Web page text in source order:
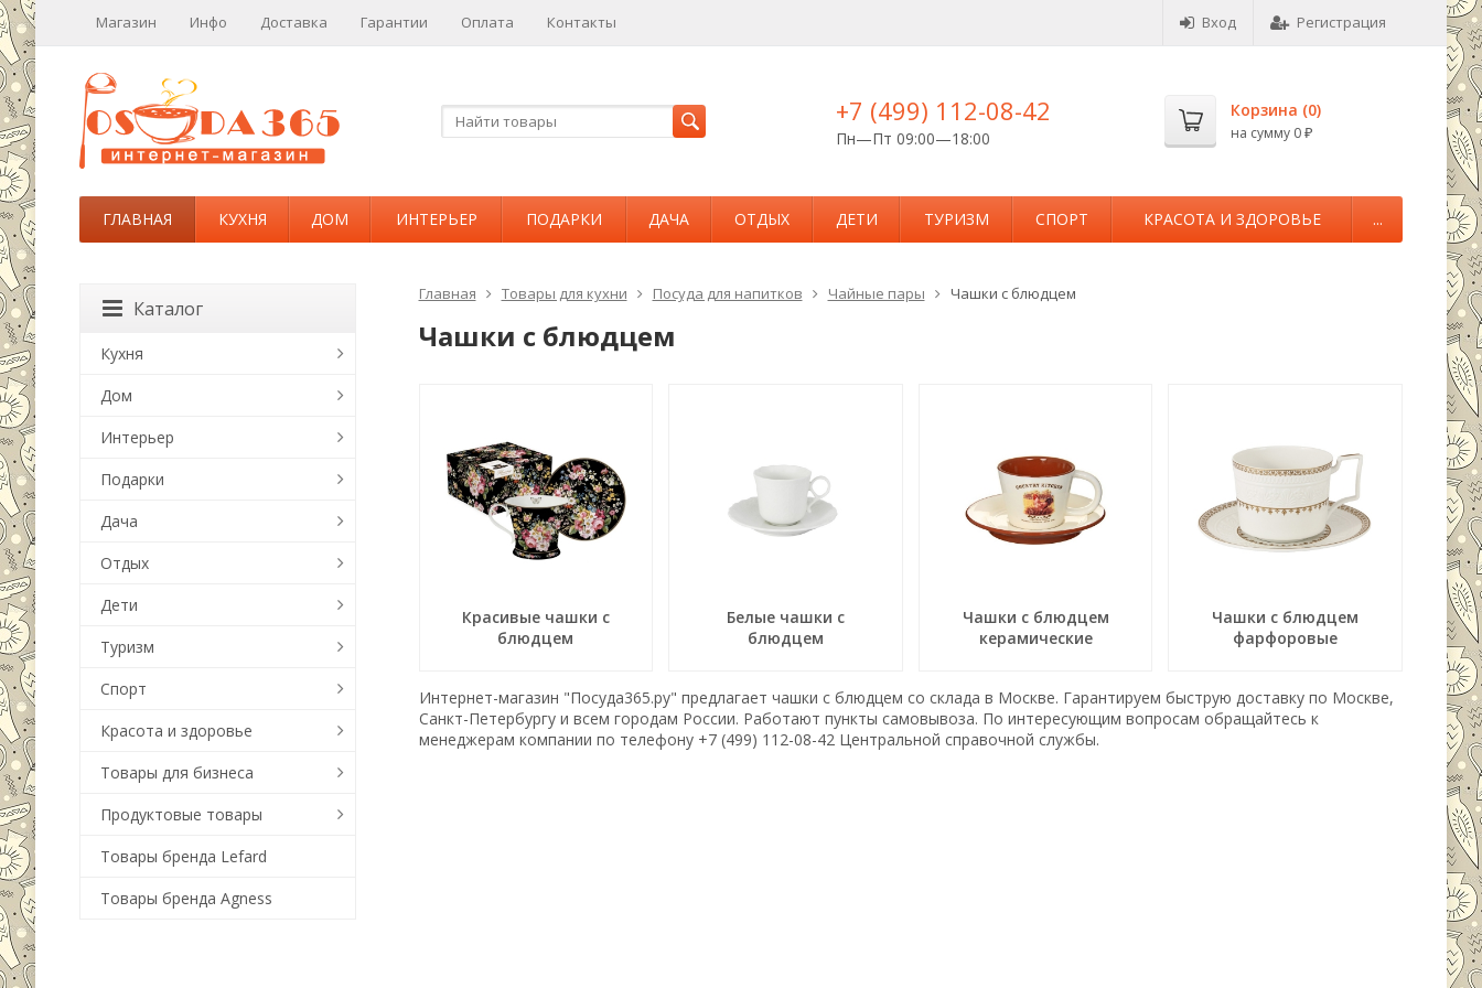
Магазин Инфо Доставка Гарантии Оплата Контакты Вход Регистрация
+7 (499) 112-08-42
Пн—Пт 09:00—18:00
Корзина (0)
на сумму 0 ₽
ГЛАВНАЯ КУХНЯ ДОМ ИНТЕРЬЕР ПОДАРКИ ДАЧА ОТДЫХ ДЕТИ ТУРИЗМ СПОРТ КРАСОТА И ЗДОРОВЬЕ ...
Главная Товары для кухни Посуда для напитков Чайные пары Чашки с блюдцем
Чашки с блюдцем
Красивые чашки с
блюдцем
Белые чашки с
блюдцем
Чашки с блюдцем
керамические
Чашки с блюдцем
фарфоровые
Интернет-магазин "Посуда365.ру" предлагает чашки с блюдцем со склада в Москве. Гарантируем быструю доставку по Москве,
Санкт-Петербургу и всем городам России. Работают пункты самовывоза. По интересующим вопросам обращайтесь к
менеджерам компании по телефону +7 (499) 112-08-42 Центральной справочной службы.
Каталог
Кухня
Дом
Интерьер
Подарки
Дача
Отдых
Дети
Туризм
Спорт
Красота и здоровье
Товары для бизнеса
Продуктовые товары
Товары бренда Lefard
Товары бренда Agness